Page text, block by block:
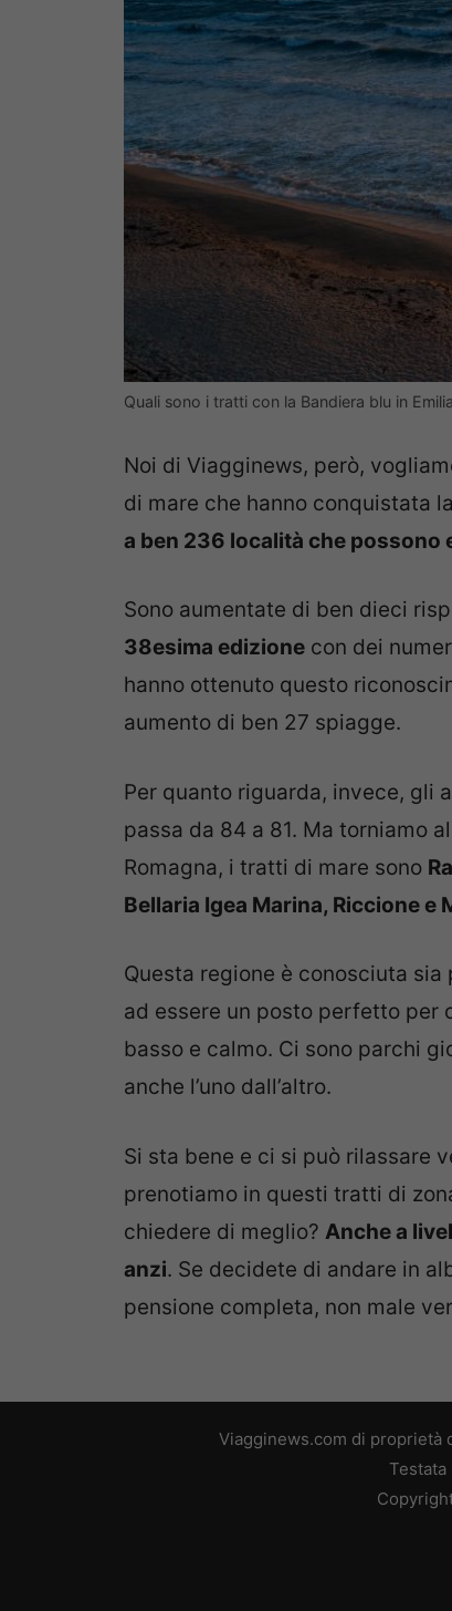
Quali sono i tratti con la Bandiera blu in
Noi di Viagginews, però,
di mare che hanno conquistata
a ben 236 località che
Sono aumentate di ben dieci
38esima edizione con dei
hanno ottenuto questo
aumento di ben 27 spiagge.
Per quanto riguarda, invece, gli
passa da 84 a 81. Ma torniamo
Romagna, i tratti di mare sono
Bellaria Igea Marina, Riccione e
Questa regione è conosciuta
ad essere un posto perfetto per
basso e calmo. Ci sono parchi
anche l’uno dall’altro.
Si sta bene e ci si può rilassare
prenotiamo in questi tratti di
chiedere di meglio? Anche a
anzi. Se decidete di andare in
pensione completa, non male
Viagginews.com di proprietà